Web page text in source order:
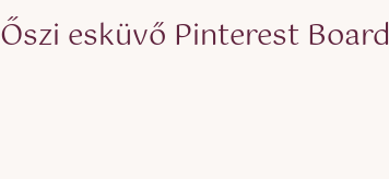
Őszi esküvő Pinterest Board